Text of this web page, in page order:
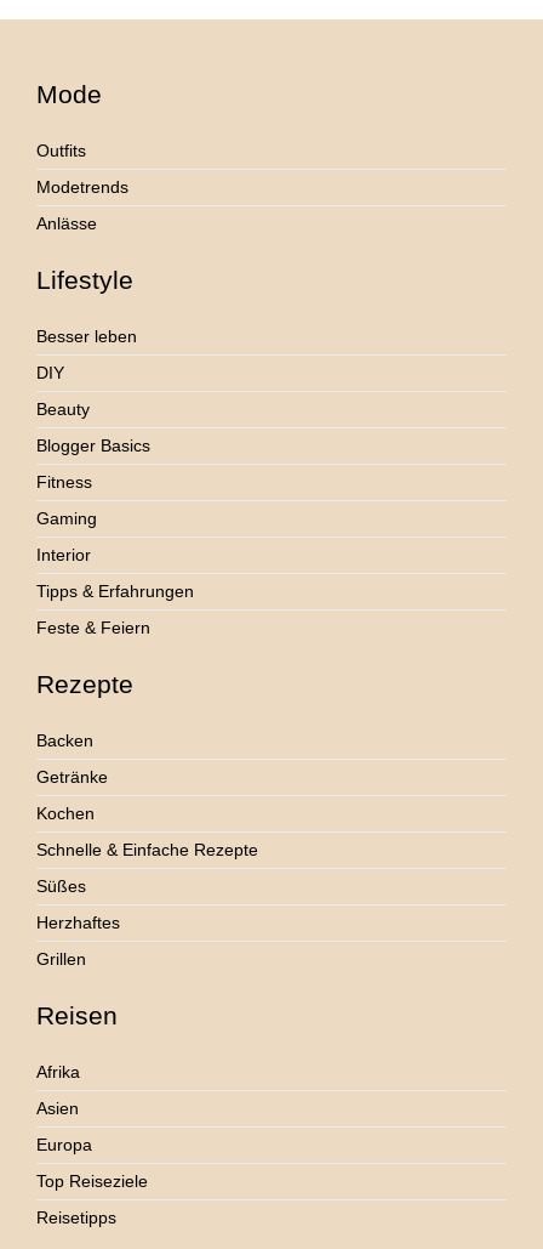
Mode
Outfits
Modetrends
Anlässe
Lifestyle
Besser leben
DIY
Beauty
Blogger Basics
Fitness
Gaming
Interior
Tipps & Erfahrungen
Feste & Feiern
Rezepte
Backen
Getränke
Kochen
Schnelle & Einfache Rezepte
Süßes
Herzhaftes
Grillen
Reisen
Afrika
Asien
Europa
Top Reiseziele
Reisetipps